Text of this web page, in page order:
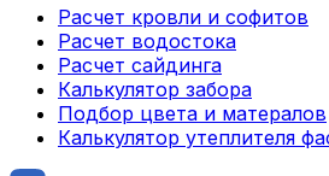
Расчет кровли и софитов
Расчет водостока
Расчет сайдинга
Калькулятор забора
Подбор цвета и матералов
Калькулятор утеплителя